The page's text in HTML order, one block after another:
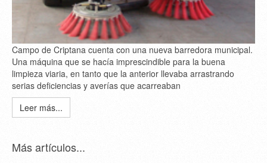
Campo de Criptana cuenta con una nueva barredora municipal.
Una máquina que se hacía imprescindible para la buena
limpieza viaria, en tanto que la anterior llevaba arrastrando
serias deficiencias y averías que acarreaban
Leer más...
Más artículos...